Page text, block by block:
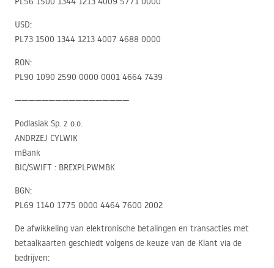
USD:
PL73 1500 1344 1213 4007 4688 0000
RON:
PL90 1090 2590 0000 0001 4664 7439
—————————————————
Podlasiak Sp. z o.o.
ANDRZEJ CYLWIK
mBank
BIC/SWIFT : BREXPLPWMBK
BGN:
PL69 1140 1775 0000 4464 7600 2002
De afwikkeling van elektronische betalingen en transacties met
betaalkaarten geschiedt volgens de keuze van de Klant via de
bedrijven: